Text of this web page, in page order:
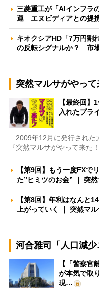
三菱重工が「AIインフラ
運 エヌビディアとの提
キオクシアHD「7万円割
の反転シグナルか？ 市
突然マルサがやって
【最終回
入れたプラ
2009年12月に発行された
『突然マルサがやって来た
【第9回】もう一度FX
た”ヒミツのお金” ｜ 突
【第8回】年利はなんと
上がっていく ｜ 突然マ
河合雅司「人口減少
【「警察
が本気で取
現…